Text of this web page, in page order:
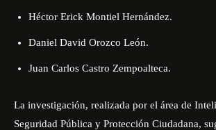
Héctor Erick Montiel Hernández.
Daniel David Orozco León.
Juan Carlos Castro Zempoalteca.
La investigación, realizada por el área de
Seguridad Pública y Protección Ciudadana,